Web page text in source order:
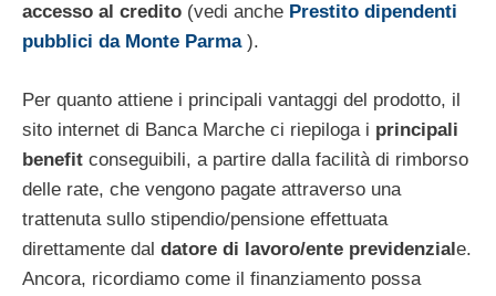
accesso al credito (vedi anche Prestito dipendenti
pubblici da Monte Parma).
Per quanto attiene i principali vantaggi del prodotto, il
sito internet di Banca Marche ci riepiloga i principali
benefit conseguibili, a partire dalla facilità di rimborso
delle rate, che vengono pagate attraverso una
trattenuta sullo stipendio/pensione effettuata
direttamente dal datore di lavoro/ente previdenziale.
Ancora, ricordiamo come il finanziamento possa